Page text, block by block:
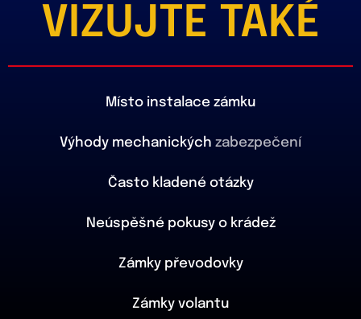
VIZUJTE TAKÉ
Místo instalace zámku
Výhody mechanických zabezpečení
Často kladené otázky
Neúspěšné pokusy o krádež
Zámky převodovky
Zámky volantu